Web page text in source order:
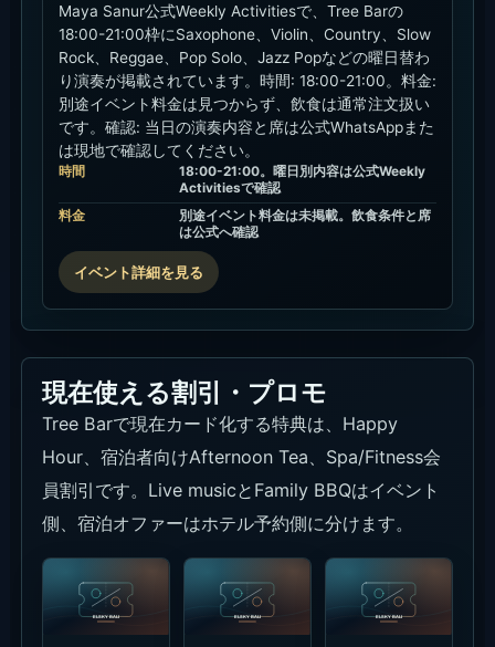
Maya Sanur公式Weekly Activitiesで、Tree Barの
18:00-21:00枠にSaxophone、Violin、Country、Slow
Rock、Reggae、Pop Solo、Jazz Popなどの曜日替わ
り演奏が掲載されています。時間: 18:00-21:00。料金:
別途イベント料金は見つからず、飲食は通常注文扱い
です。確認: 当日の演奏内容と席は公式WhatsAppまた
は現地で確認してください。
時間
18:00-21:00。曜日別内容は公式Weekly
Activitiesで確認
料金
別途イベント料金は未掲載。飲食条件と席
は公式へ確認
イベント詳細を見る
現在使える割引・プロモ
Tree Barで現在カード化する特典は、Happy
Hour、宿泊者向けAfternoon Tea、Spa/Fitness会
員割引です。Live musicとFamily BBQはイベント
側、宿泊オファーはホテル予約側に分けます。